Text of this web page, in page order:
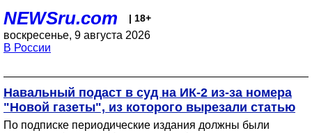
NEWSru.com | 18+
воскресенье, 9 августа 2026
В России
Навальный подаст в суд на ИК-2 из-за номера
"Новой газеты", из которого вырезали статью
По подписке периодические издания должны были